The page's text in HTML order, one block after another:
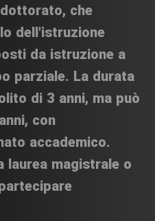
che
dell'istruzione
da istruzione a
parziale. La durata
di 3 anni, ma può
con
accademico.
laurea magistrale o